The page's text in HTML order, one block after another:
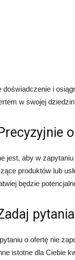
doświadczenie i
w swojej
jest, aby w
produktów lub
będzie
pytania
o ofertę nie
istotne dla Ciebie